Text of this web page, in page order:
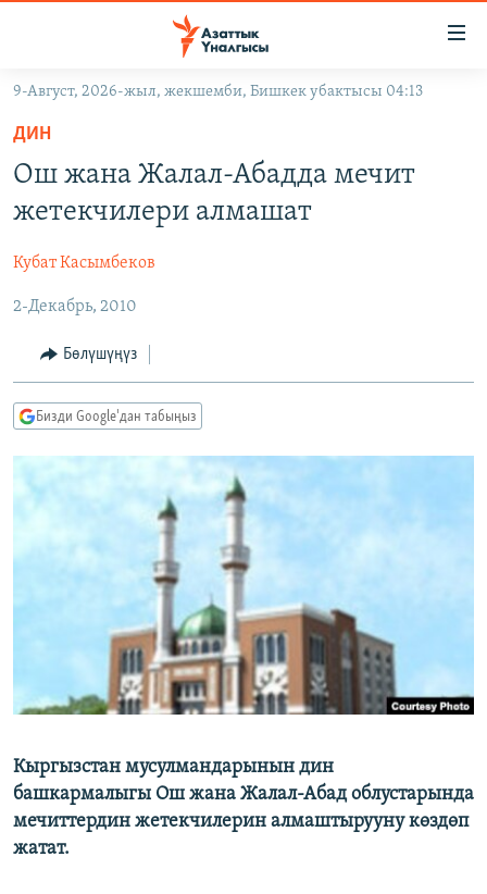
Навигацияга
өтүңүз
Издөөгө
салыңыз
ЭКОНОМИКА
МАДАНИЯТ
БОРБОР АЗИЯ
АТАЙЫН ИЛИКТӨӨ
ТВ ПРОГРАММАЛАР
БҮГҮН АЗАТТЫКТА
БИЗ ЖАНА ДҮЙНӨ
ДАНИСТЕ
ЭЖЕ-СИҢДИЛЕР
ЫҢГАЙСЫЗ СУРООЛОР
ПОДКАСТ
ӨЗГӨЧӨ ПИКИР
ОНЛАЙН ШЕРИНЕ
ЭЕ/АРнун бардык сайттары
9-Август, 2026-жыл, жекшемби, Бишкек убактысы 04:13
ДИН
Ош жана Жалал-Абадда мечит
жетекчилери алмашат
Кубат Касымбеков
2-Декабрь, 2010
Бөлүшүңүз
Бизди Google'дан табыңыз
Кыргызстан мусулмандарынын дин
башкармалыгы Ош жана Жалал-Абад облустарында
мечиттердин жетекчилерин алмаштырууну көздөп
жатат.